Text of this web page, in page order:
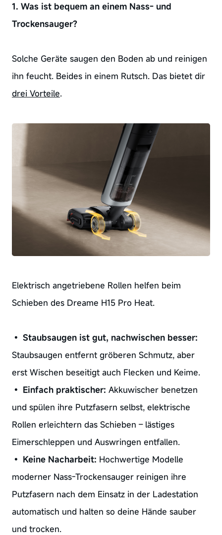
1. Was ist bequem an einem Nass- und
Trockensauger?
Solche Geräte saugen den Boden ab und reinigen
ihn feucht. Beides in einem Rutsch. Das bietet dir
drei Vorteile.
Elektrisch angetriebene Rollen helfen beim
Schieben des Dreame H15 Pro Heat.
• Staubsaugen ist gut, nachwischen besser:
Staubsaugen entfernt gröberen Schmutz, aber
erst Wischen beseitigt auch Flecken und Keime.
• Einfach praktischer: Akkuwischer benetzen
und spülen ihre Putzfasern selbst, elektrische
Rollen erleichtern das Schieben – lästiges
Eimerschleppen und Auswringen entfallen.
• Keine Nacharbeit: Hochwertige Modelle
moderner Nass-Trockensauger reinigen ihre
Putzfasern nach dem Einsatz in der Ladestation
automatisch und halten so deine Hände sauber
und trocken.